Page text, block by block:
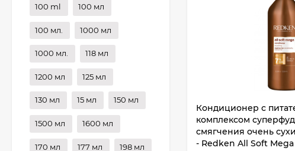
Кондиционер с
комплексом
смягчения очень
- Redken All Soft
100 ml 100 мл
100 мл. 1000 мл
1000 мл. 118 мл
1200 мл 125 мл
130 мл 15 мл 150 мл
1500 мл 1600 мл
170 мл 177 мл 198 мл